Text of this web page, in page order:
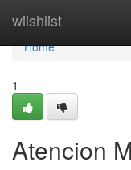
wiishlist
Home
Home
1
Atencion